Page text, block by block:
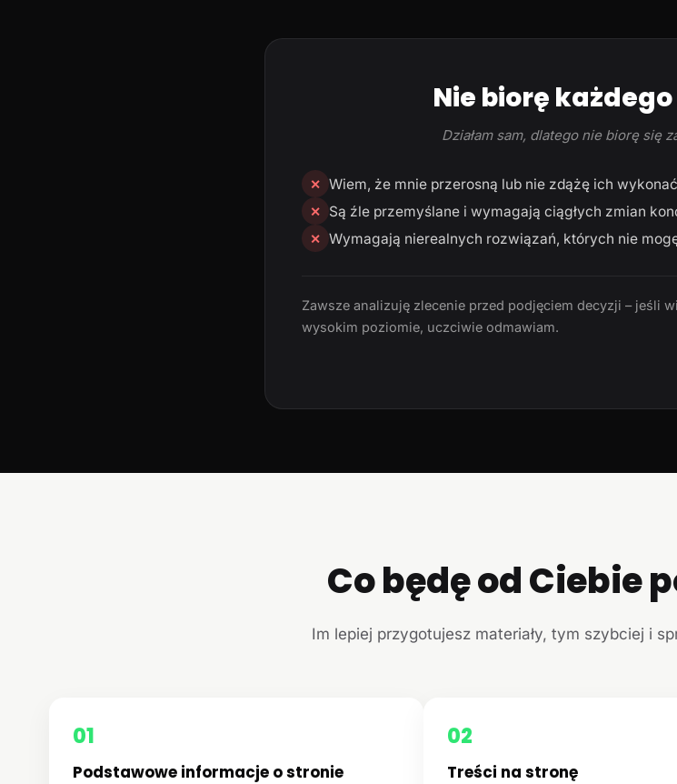
Nie biorę
Działam sam, dlatego nie biorę się
✕ Wiem, że mnie przerosną lub nie zdążę ich
✕ Są źle przemyślane i wymagają ciągłych zmian
✕ Wymagają nierealnych rozwiązań, których nie
Zawsze analizuję zlecenie przed podjęciem decyzji – jeśli
wysokim poziomie, uczciwie odmawiam.
Co będę od Ciebie
Im lepiej przygotujesz materiały, tym szybciej i
01
Podstawowe informacje o stronie
02
Treści na stronę